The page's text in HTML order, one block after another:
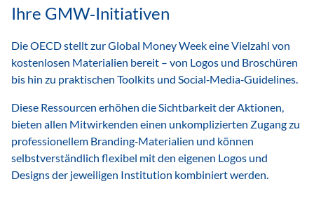
Ihre GMW‑Initiativen
Die OECD stellt zur Global Money Week eine Vielzahl von
kostenlosen Materialien bereit – von Logos und Broschüren
bis hin zu praktischen Toolkits und Social‑Media‑Guidelines.
Diese Ressourcen erhöhen die Sichtbarkeit der Aktionen,
bieten allen Mitwirkenden einen unkomplizierten Zugang zu
professionellem Branding‑Materialien und können
selbstverständlich flexibel mit den eigenen Logos und
Designs der jeweiligen Institution kombiniert werden.